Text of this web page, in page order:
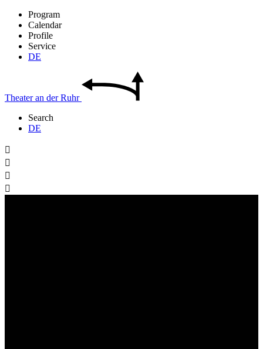
Program
Calendar
Profile
Service
DE
Theateran derRuhr
Search
DE



